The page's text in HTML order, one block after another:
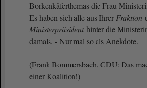
Borkenkäferthemas die Frau
Es haben sich alle aus Ihrer Fraktion
Ministerpräsident hinter die
damals. - Nur mal so als Anekdote.
(Frank Bommersbach, CDU: Das
einer Koalition!)